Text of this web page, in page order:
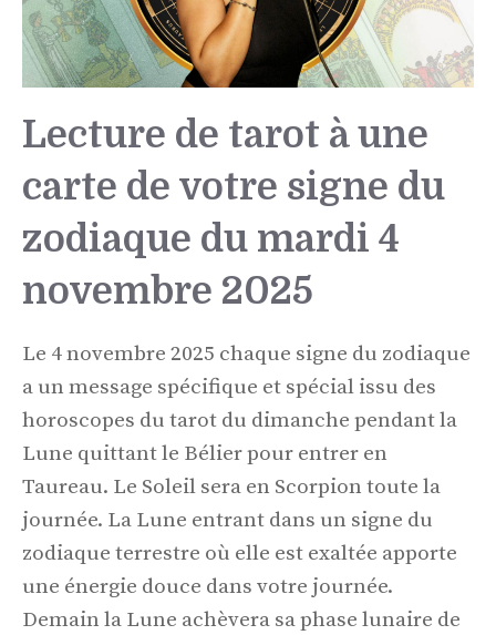
Lecture de tarot à une
carte de votre signe du
zodiaque du mardi 4
novembre 2025
Le 4 novembre 2025 chaque signe du zodiaque
a un message spécifique et spécial issu des
horoscopes du tarot du dimanche pendant la
Lune quittant le Bélier pour entrer en
Taureau. Le Soleil sera en Scorpion toute la
journée. La Lune entrant dans un signe du
zodiaque terrestre où elle est exaltée apporte
une énergie douce dans votre journée.
Demain la Lune achèvera sa phase lunaire de